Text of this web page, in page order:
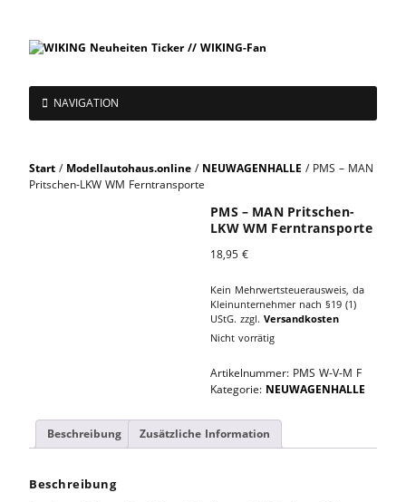
NAVIGATION
Start / Modellautohaus.online / NEUWAGENHALLE / PMS – MAN
Pritschen-LKW WM Ferntransporte
PMS – MAN Pritschen-
LKW WM Ferntransporte
18,95 €
Kein Mehrwertsteuerausweis, da
Kleinunternehmer nach §19 (1)
UStG. zzgl. Versandkosten
Nicht vorrätig
Artikelnummer: PMS W-V-M F
Kategorie: NEUWAGENHALLE
Beschreibung Zusätzliche Information
Beschreibung